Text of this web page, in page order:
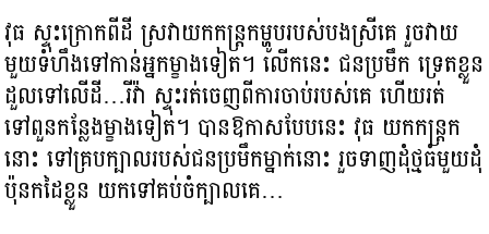
វុធ ស្ទុះក្រោកពីដី ស្រវាយកកន្ត្រកម្ហូបរបស់បងស្រីគេ រួចវាយ
មួយទំហឹងទៅកាន់អ្នកម្ខាងទៀត។ លើកនេះ ជនប្រមឹក ទ្រេតខ្លួន
ដួលទៅលើដី…រីវ៉ា ស្ទុះរត់ចេញពីការចាប់របស់គេ ហើយរត់
ទៅពួនកន្លែងម្ខាងទៀត។ បានឱកាសបែបនេះ វុធ យកកន្ត្រក
នោះ ទៅគ្របក្បាលរបស់ជនប្រមឹកម្នាក់នោះ រួចទាញដុំថ្មធំមួយដុំ
ប៉ុនកដៃខ្លួន យកទៅគប់ចំក្បាលគេ…